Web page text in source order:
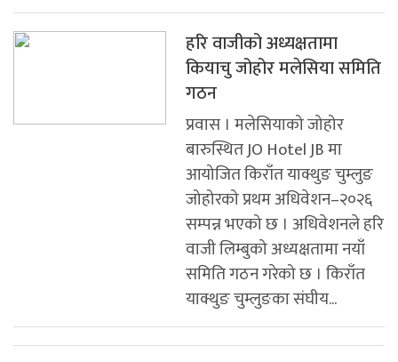
हरि वाजीको अध्यक्षतामा
कियाचु जोहोर मलेसिया समिति
गठन
प्रवास । मलेसियाको जोहोर
बारुस्थित JO Hotel JB मा
आयोजित किराँत याक्थुङ चुम्लुङ
जोहोरको प्रथम अधिवेशन–२०२६
सम्पन्न भएको छ । अधिवेशनले हरि
वाजी लिम्बुको अध्यक्षतामा नयाँ
समिति गठन गरेको छ । किराँत
याक्थुङ चुम्लुङका संघीय...